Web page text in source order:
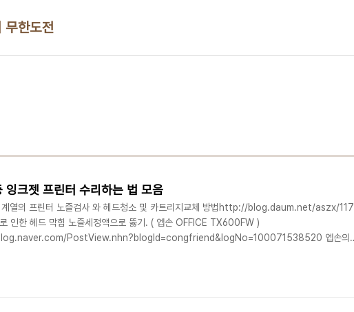
한도전
잉크젯 프린터 수리하는 법 모음
열의 프린터 노즐검사 와 헤드청소 및 카트리지교체 방법http://blog.daum.net/aszx/117
인한 헤드 막힘 노즐세정액으로 뚫기. ( 엡손 OFFICE TX600FW )
PostView.nhn?blogId=congfriend&logNo=100071538520 엡손의
todaki.tistory.com/1886 폐잉크통, 만들어 봅시다! http://todaki.tistory.com/1785